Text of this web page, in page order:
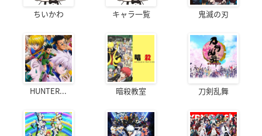
ちいかわ キャラ一覧 鬼滅の刃
HUNTER... 暗殺教室 刀剣乱舞